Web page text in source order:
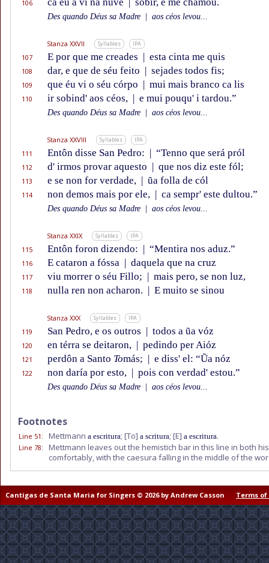
106
Des quando Déus sa Madre aos céos levou...
Stanza XXVII Syllables IPA
107 E por que me creades | esta cinta me quis
108 dar, e que de séu feito | sejades todos fis;
109 que éu vi o séu córpo | mui mais branco ca lis
110 ir sobind' aos céos, | e mui pouqu' i tardou.”
Des quando Déus sa Madre aos céos levou...
Stanza XXVIII Syllables IPA
111 Entôn disse San Pedro: | “Tenno que será pról
112 d' irmos provar aquesto | que nos diz este fól;
113 e se non for verdade, | ũa folla de cól
114 non demos mais por ele, | ca sempr' este dultou.”
Des quando Déus sa Madre aos céos levou...
Stanza XXIX Syllables IPA
115 Entôn foron dizendo: | “Mentira nos aduz.”
116 E cataron a fóssa | daquela que na cruz
117 viu morrer o séu Fillo; | mais pero, se non luz,
118 nulla ren non acharon. | E muito se sinou
Stanza XXX Syllables IPA
119 San Pedro, e os outros | todos a ũa vóz
120 en térra se deitaron, | pedindo per Aióz
121 perdôn a Santo Tomás; | e diss' el: “Ũa nóz
122 non daría por esto, | pois con verdad' estou.”
Des quando Déus sa Madre aos céos levou...
Footnotes
Line 51 : Mettmann a escritura; [To] a scritura; [E] a escritura.
Line 78:
Mettmann leaves out the hemistich bar in this line in both
comfortably, with the caesura falling in the middle of the
Cantigas de Santa Maria for Singers © 2026 by Andrew Casson Terms of